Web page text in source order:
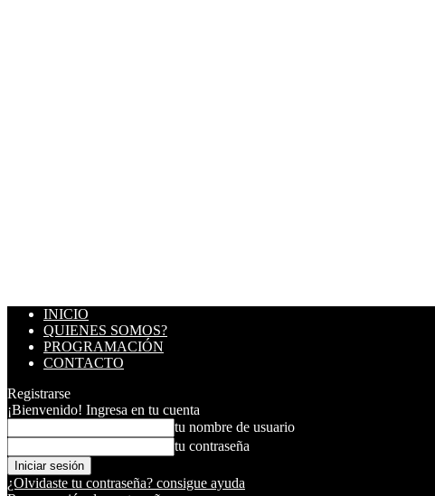
INICIO
QUIENES SOMOS?
PROGRAMACIÓN
CONTACTO
Registrarse
¡Bienvenido! Ingresa en tu cuenta
tu nombre de usuario
tu contraseña
¿Olvidaste tu contraseña? consigue ayuda